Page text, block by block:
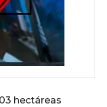
hectáreas